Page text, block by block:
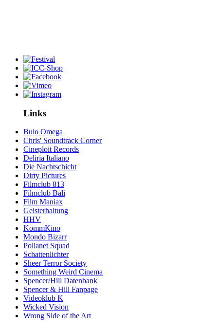
Links
Buio Omega
Chris' Soundtrack Corner
Cineploit Records
Deliria Italiano
Die Nachtschicht
Dirty Pictures
Filmclub 813
Filmclub Bali
Film Maniax
Geisterhaltung
HHV
KommKino
Mondo Bizarr
Pollanet Squad
Schattenlichter
Sheer Terror Society
Something Weird Cinema
Spencer/Hill Datenbank
Spencer & Hill Fanpage
Videoklub K
Wicked Vision
Wrong Side of the Art